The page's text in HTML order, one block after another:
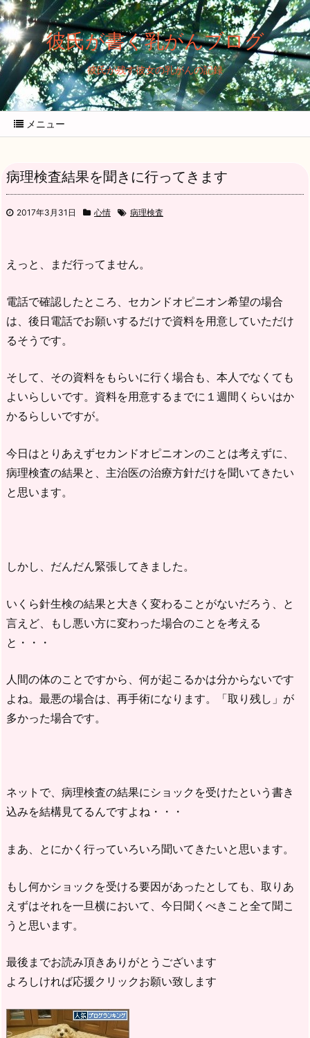
彼氏が書く乳がんブログ
彼氏が残す彼女の乳がんの記録
メニュー
病理検査結果を聞きに行ってきます
2017年3月31日 心情 病理検査
えっと、まだ行ってません。
電話で確認したところ、セカンドオピニオン希望の場合
は、後日電話でお願いするだけで資料を用意していただけ
るそうです。
そして、その資料をもらいに行く場合も、本人でなくても
よいらしいです。資料を用意するまでに１週間くらいはか
かるらしいですが。
今日はとりあえずセカンドオピニオンのことは考えずに、
病理検査の結果と、主治医の治療方針だけを聞いてきたい
と思います。
しかし、だんだん緊張してきました。
いくら針生検の結果と大きく変わることがないだろう、と
言えど、もし悪い方に変わった場合のことを考える
と・・・
人間の体のことですから、何が起こるかは分からないです
よね。最悪の場合は、再手術になります。「取り残し」が
多かった場合です。
ネットで、病理検査の結果にショックを受けたという書き
込みを結構見てるんですよね・・・
まあ、とにかく行っていろいろ聞いてきたいと思います。
もし何かショックを受ける要因があったとしても、取りあ
えずはそれを一旦横において、今日聞くべきこと全て聞こ
うと思います。
最後までお読み頂きありがとうございます
よろしければ応援クリックお願い致します